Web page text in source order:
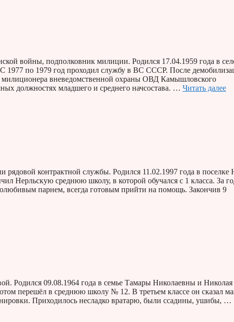
войны, подполковник милиции. Родился 17.04.1959 года в
1977 по 1979 год проходил службу в ВС СССР. После
милиционера вневедомственной охраны ОВД Камышловского
должностях младшего и среднего начсостава. … Читать далее
контрактной службы. Родился 11.02.1997 года в поселке
Нерльскую среднюю школу, в которой обучался с 1 класса. За
парнем, всегда готовым прийти на помощь. Закончив 9
Родился 09.08.1964 года в семье Тамары Николаевны и Николая
перешёл в среднюю школу № 12. В третьем классе он сказал
Приходилось несладко вратарю, были ссадины, ушибы, …